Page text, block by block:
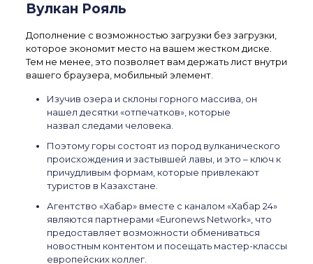
Вулкан Рояль
Дополнение с возможностью загрузки без загрузки,
которое экономит место на вашем жестком диске.
Тем не менее, это позволяет вам держать лист внутри
вашего браузера, мобильный элемент.
Изучив озера и склоны горного массива, он
нашел десятки «отпечатков», которые
назвал следами человека.
Поэтому горы состоят из пород вулканического
происхождения и застывшей лавы, и это – ключ к
причудливым формам, которые привлекают
туристов в Казахстане.
Агентство «Хабар» вместе с каналом «Хабар 24»
являются партнерами «Euronews Network», что
предоставляет возможности обмениваться
новостным контентом и посещать мастер-классы
европейских коллег.